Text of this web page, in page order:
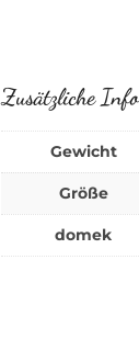
Zusätzliche
Gewicht
Größe
domek